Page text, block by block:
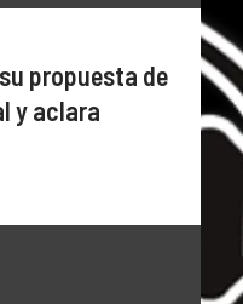
propuesta de
y aclara